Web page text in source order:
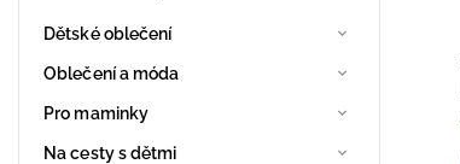
Dětské oblečení
Oblečení a móda
Pro maminky
Na cesty s dětmi